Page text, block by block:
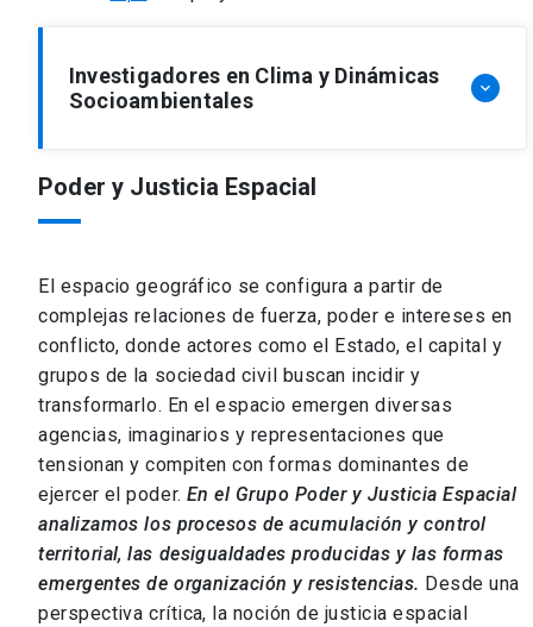
Investigadores en Clima y Dinámicas
Socioambientales
keyboard_arrow_down
Camilo Del Río
Ver perfil
arrow_forward
Poder y Justicia Espacial
El espacio geográfico se configura a partir de
complejas relaciones de fuerza, poder e intereses en
conflicto, donde actores como el Estado, el capital y
grupos de la sociedad civil buscan incidir y
transformarlo. En el espacio emergen diversas
agencias, imaginarios y representaciones que
tensionan y compiten con formas dominantes de
ejercer el poder. En el Grupo Poder y Justicia Espacial
analizamos los procesos de acumulación y control
territorial, las desigualdades producidas y las formas
emergentes de organización y resistencias. Desde una
perspectiva crítica, la noción de justicia espacial